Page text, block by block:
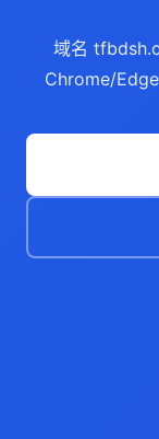
域名
Chrome/Edge